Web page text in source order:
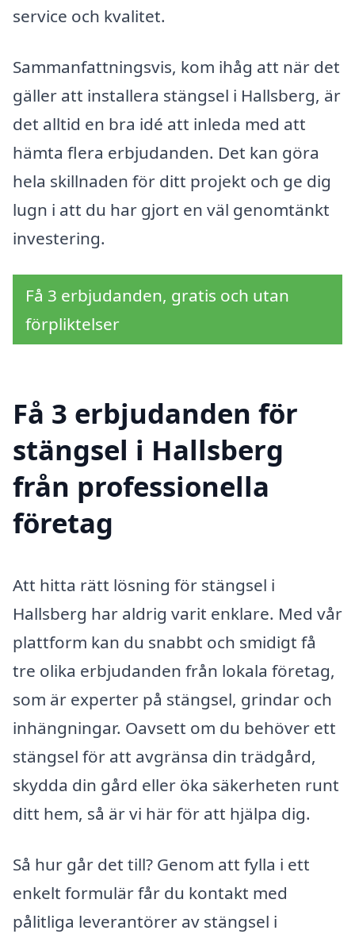
service och kvalitet.
Sammanfattningsvis, kom ihåg att när det
gäller att installera stängsel i Hallsberg, är
det alltid en bra idé att inleda med att
hämta flera erbjudanden. Det kan göra
hela skillnaden för ditt projekt och ge dig
lugn i att du har gjort en väl genomtänkt
investering.
Få 3 erbjudanden, gratis och utan
förpliktelser
Få 3 erbjudanden för
stängsel i Hallsberg
från professionella
företag
Att hitta rätt lösning för stängsel i
Hallsberg har aldrig varit enklare. Med vår
plattform kan du snabbt och smidigt få
tre olika erbjudanden från lokala företag,
som är experter på stängsel, grindar och
inhängningar. Oavsett om du behöver ett
stängsel för att avgränsa din trädgård,
skydda din gård eller öka säkerheten runt
ditt hem, så är vi här för att hjälpa dig.
Så hur går det till? Genom att fylla i ett
enkelt formulär får du kontakt med
pålitliga leverantörer av stängsel i